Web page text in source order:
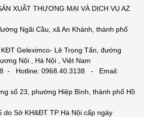
XUẤT THƯƠNG MẠI VÀ DỊCH VỤ AZ
Ngãi Cầu, xã An Khánh, thành phố
Geleximco- Lê Trọng Tấn, đường
Nội , Hà Nội , Việt Nam
- Hotline: 0968.40.3138 - Email:
số 23, phường Hiệp Bình, thành phố Hồ
do Sở KH&ĐT TP Hà Nội cấp ngày